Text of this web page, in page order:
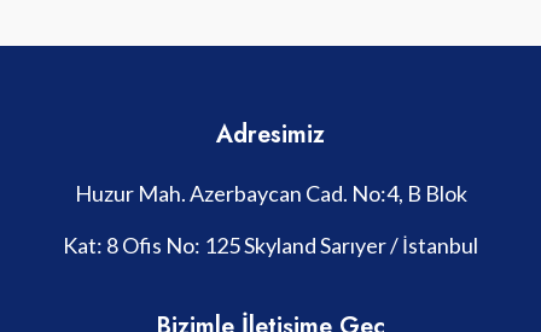
Adresimiz
Huzur Mah. Azerbaycan Cad. No:4, B Blok
Kat: 8 Ofis No: 125 Skyland Sarıyer / İstanbul